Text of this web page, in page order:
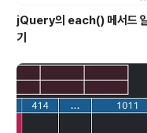
jQuery의 each() 메서드
기